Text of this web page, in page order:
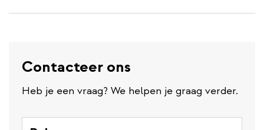
Contacteer ons
Heb je een vraag? We helpen je graag verder.